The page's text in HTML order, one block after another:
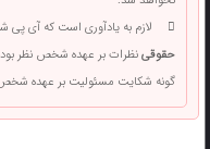
لازم به یادآوری است که آی
حقوقینظرات بر عهده شخص نظر
گونه شکایت مسئولیت بر عهده شخص